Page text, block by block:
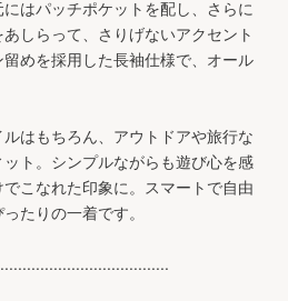
はパッチポケットを配し、さらに
しらって、さりげないアクセント
めを採用した長袖仕様で、オール
はもちろん、アウトドアや旅行な
ト。シンプルながらも遊び心を感
こなれた印象に。スマートで自由
たりの一着です。